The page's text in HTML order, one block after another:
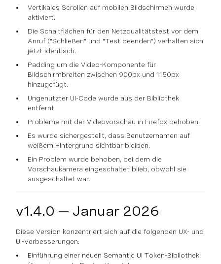
Vertikales Scrollen auf mobilen Bildschirmen wurde
aktiviert.
Die Schaltflächen für den Netzqualitätstest vor dem
Anruf ("Schließen" und "Test beenden") verhalten sich
jetzt identisch.
Padding um die Video-Komponente für
Bildschirmbreiten zwischen 900px und 1150px
hinzugefügt.
Ungenutzter UI-Code wurde aus der Bibliothek
entfernt.
Probleme mit der Videovorschau in Firefox behoben.
Es wurde sichergestellt, dass Benutzernamen auf
weißem Hintergrund sichtbar bleiben.
Ein Problem wurde behoben, bei dem die
Vorschaukamera eingeschaltet blieb, obwohl sie
ausgeschaltet war.
v1.4.0 — Januar 2026
Diese Version konzentriert sich auf die folgenden UX- und
UI-Verbesserungen:
Einführung einer neuen Semantic UI Token-Bibliothek